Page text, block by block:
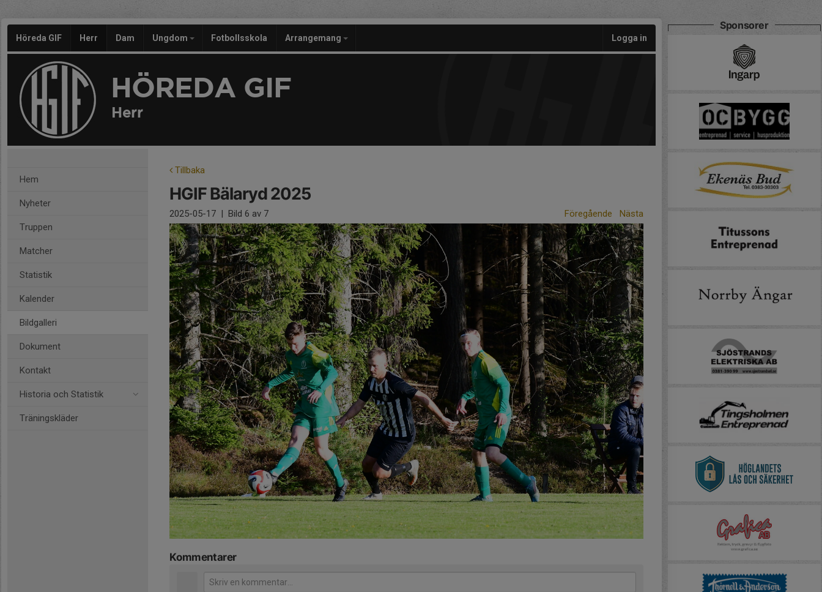
Höreda GIF Herr Dam Ungdom Fotbollsskola Arrangemang Logga in
HÖREDA GIF
Herr
Hem
Nyheter
Truppen
Matcher
Statistik
Kalender
Bildgalleri
Dokument
Kontakt
Historia och Statistik
Träningskläder
Tillbaka
HGIF Bälaryd 2025
2025-05-17 | Bild 6 av 7 Föregående Nästa
Kommentarer
Sponsorer